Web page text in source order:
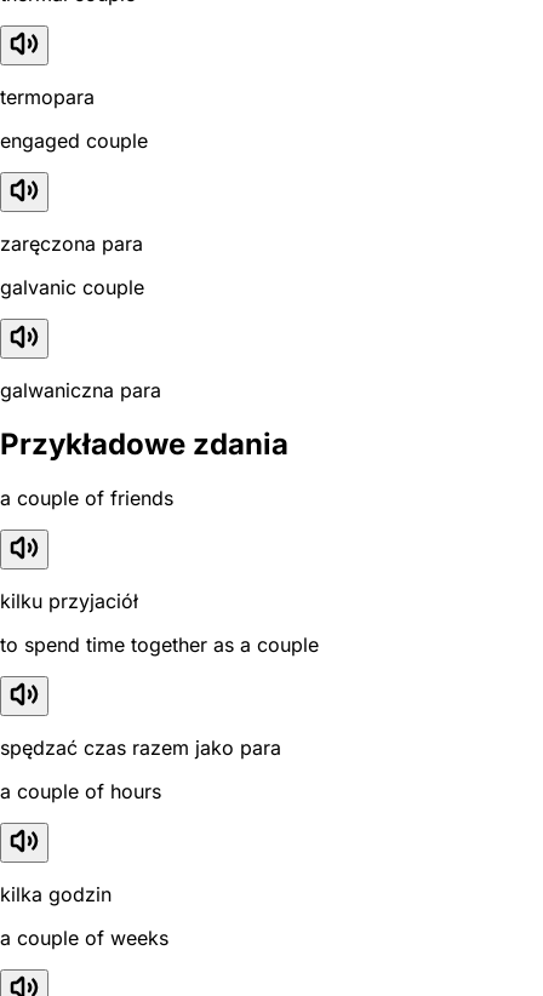
termopara
engaged couple
zaręczona para
galvanic couple
galwaniczna para
Przykładowe zdania
a couple of friends
kilku przyjaciół
to spend time together as a couple
spędzać czas razem jako para
a couple of hours
kilka godzin
a couple of weeks